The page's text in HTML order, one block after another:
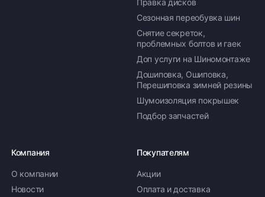
Правка дисков
Сезонная переобувка шин
Снятие секреток,
проблемных болтов и гаек
Доп услуги на Шиномонтаже
Дошиповка, Ошиповка,
Перешиповка зимней резины
Шумоизоляция покрышек
Подбор запчастей
Компания
О компании
Новости
Покупателям
Акции
Оплата и доставка